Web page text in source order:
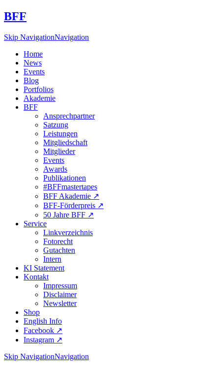
BFF
Skip NavigationNavigation
Home
News
Events
Blog
Portfolios
Akademie
BFF
Ansprechpartner
Satzung
Leistungen
Mitgliedschaft
Mitglieder
Events
Awards
Publikationen
#BFFmastertapes
BFF Akademie ↗︎
BFF-Förderpreis ↗︎
50 Jahre BFF ↗︎
Service
Linkverzeichnis
Fotorecht
Gutachten
Intern
KI Statement
Kontakt
Impressum
Disclaimer
Newsletter
Shop
English Info
Facebook ↗︎
Instagram ↗︎
Skip NavigationNavigation